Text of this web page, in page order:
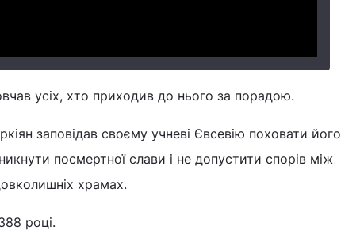
усіх, хто приходив до нього за порадою.
заповідав своєму учневі Євсевію поховати його
посмертної слави і не допустити спорів між
храмах.
році.